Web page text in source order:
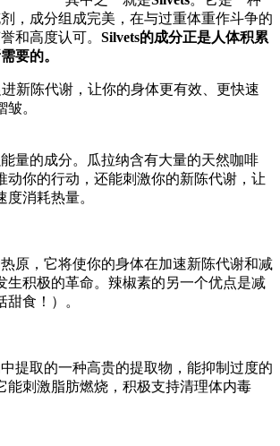
，成分组成完美，在与过重体重作斗争的
和高度认可。 Silvets的成分正是人体积累
要的。
进新陈代谢，让你的身体更有效、更快速
。
量的成分。瓜拉纳含有大量的天然咖啡
动你的行动，还能刺激你的新陈代谢，让
度消耗热量。
原，它将使你的身体在加速新陈代谢和减
生积极的革命。辣椒素的另一个优点是减
甜食！）。
提取的一种高贵的提取物，能抑制过度的
能刺激脂肪燃烧，积极支持清理体内毒